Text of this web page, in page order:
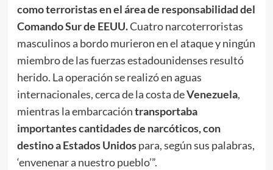
como terroristas en el área de responsabilidad del
Comando Sur de EEUU.Cuatro narcoterroristas
masculinos a bordo murieron en el ataque y ningún
miembro de las fuerzas estadounidenses resultó
herido. La operación se realizó en aguas
internacionales, cerca de la costa deVenezuela,
mientras la embarcacióntransportaba
importantes cantidades de narcóticos, con
destino a Estados Unidospara, según sus palabras,
‘envenenar a nuestro pueblo’”.